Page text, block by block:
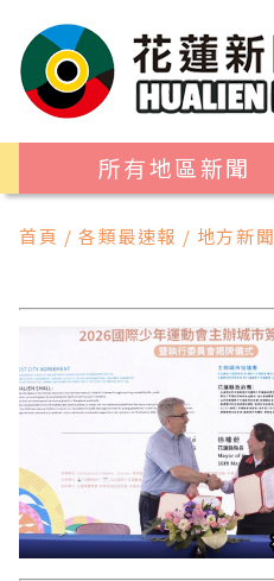
所有地區新聞
首頁 / 各類最速報 / 地方新聞